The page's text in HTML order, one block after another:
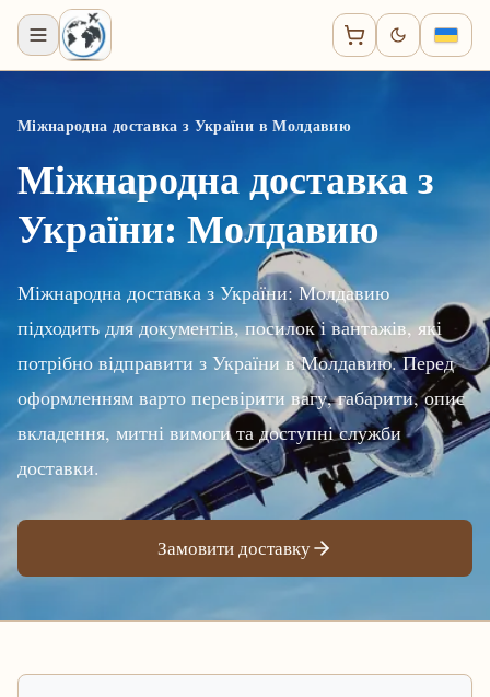
Міжнародна доставка з України в Молдавию
Міжнародна доставка з
України: Молдавию
Міжнародна доставка з України: Молдавию
підходить для документів, посилок і вантажів, які
потрібно відправити з України в Молдавию. Перед
оформленням варто перевірити вагу, габарити, опис
вкладення, митні вимоги та доступні служби
доставки.
Замовити доставку